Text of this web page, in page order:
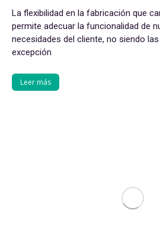
La flexibilidad en la fabricación que
permite adecuar la funcionalidad de
necesidades del cliente, no siendo
excepción
Leer más